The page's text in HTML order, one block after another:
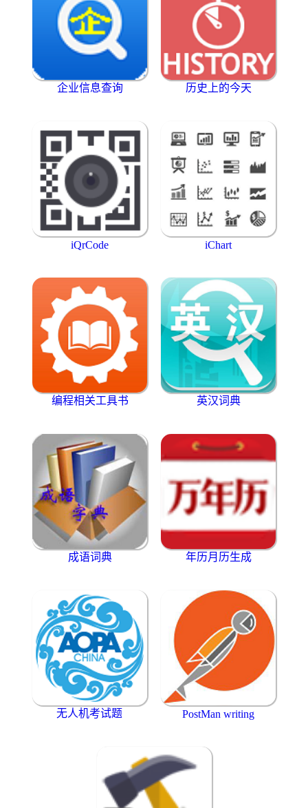
企业信息查询 历史上的今天
iQrCode iChart
编程相关工具书 英汉词典
成语词典 年历月历生成
无人机考试题 PostMan writing